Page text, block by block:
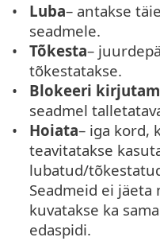
Luba– antakse
seadmele.
Tõkesta–
tõkestatakse.
Blokeeri
seadmel
Hoiata– iga kord,
teavitatakse
lubatud/
Seadmeid ei
kuvatakse ka
edaspidi.